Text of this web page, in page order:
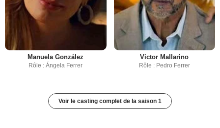
Manuela González
Rôle : Ángela Ferrer
Victor Mallarino
Rôle : Pedro Ferrer
Voir le casting complet de la saison 1